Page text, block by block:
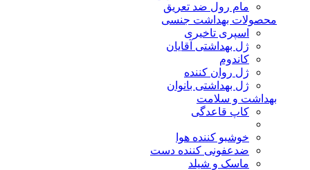
مام رول ضد تعریق
محصولات بهداشت جنسی
اسپری تاخیری
ژل بهداشتی آقایان
کاندوم
ژل روان کننده
ژل بهداشتی بانوان
بهداشت و سلامت
کاپ قاعدگی
خوشبو کننده هوا
ضدعفونی کننده دست
ماسک و شیلد